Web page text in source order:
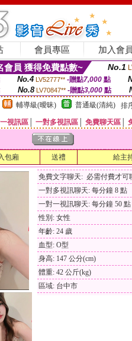
會員專區 加入會員
會員 獲得免費點數~ No.1
No.4 LV52777** -贈點7,000點
No.8 LV70847** -贈點3,000 點
輔導級(曖昧) 普通級(清純) 排
視訊區 一對多視訊區 免費聊天區
包廂 送禮 給主
免費文字聊天: 必需付費才可
一對多視訊聊天: 每分鐘 8 點
一對一視訊聊天: 每分鐘 50 點
性別: 女性
年齡: 24 歲
血型: O型
身高: 147 公分(cm)
體重: 42 公斤(kg)
區域: 台中市